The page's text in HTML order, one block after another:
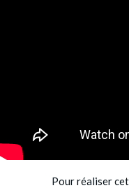
Pour réaliser